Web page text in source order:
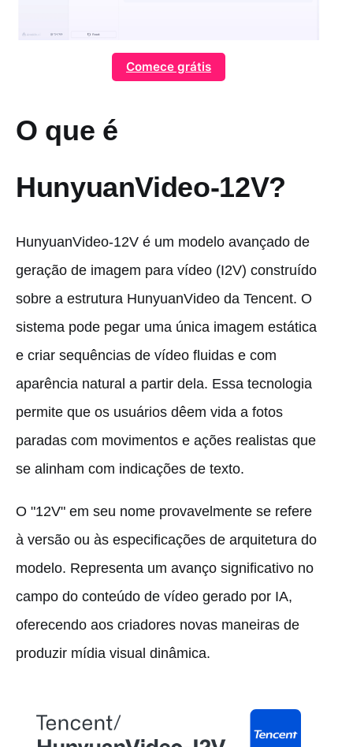
Comece grátis
O que é
HunyuanVideo-12V?
HunyuanVideo-12V é um modelo avançado de
geração de imagem para vídeo (I2V) construído
sobre a estrutura HunyuanVideo da Tencent. O
sistema pode pegar uma única imagem estática
e criar sequências de vídeo fluidas e com
aparência natural a partir dela. Essa tecnologia
permite que os usuários dêem vida a fotos
paradas com movimentos e ações realistas que
se alinham com indicações de texto.
O "12V" em seu nome provavelmente se refere
à versão ou às especificações de arquitetura do
modelo. Representa um avanço significativo no
campo do conteúdo de vídeo gerado por IA,
oferecendo aos criadores novas maneiras de
produzir mídia visual dinâmica.